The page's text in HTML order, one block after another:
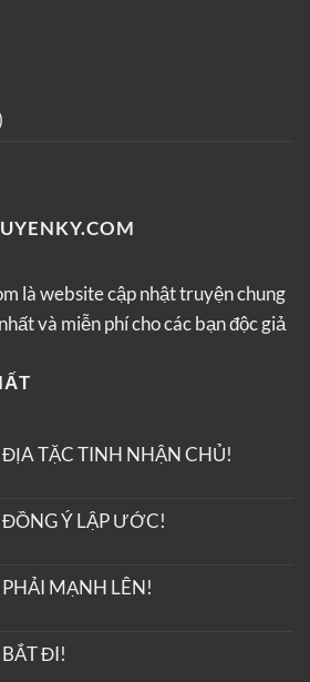
là website cập nhật truyện chung
và miễn phí cho các bạn độc giả
TẶC TINH NHẬN CHỦ!
Ý LẬP ƯỚC!
MẠNH LÊN!
ĐI!